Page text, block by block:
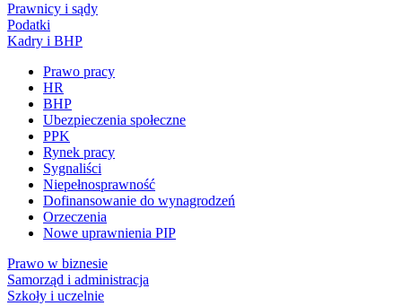
Prawnicy i sądy
Podatki
Kadry i BHP
Prawo pracy
HR
BHP
Ubezpieczenia społeczne
PPK
Rynek pracy
Sygnaliści
Niepełnosprawność
Dofinansowanie do wynagrodzeń
Orzeczenia
Nowe uprawnienia PIP
Prawo w biznesie
Samorząd i administracja
Szkoły i uczelnie